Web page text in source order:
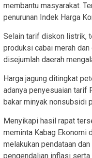
membantu masyarakat.
penurunan Indek Harga
Selain tarif diskon listrik,
produksi cabai merah
disejumlah daerah
Harga jagung ditingkat
adanya penyesuaian tarif
bakar minyak nonsubsidi
Menyikapi hasil rapat
meminta Kabag Ekonomi
melakukan pendataan
pengendalian inflasi